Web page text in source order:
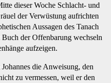
dieser Woche Schlacht- und
der Verwüstung aufrichten
Aussagen des Tanach
der Offenbarung wechseln
aufzeigen.
die Anweisung, den
zu vermessen, weil er den